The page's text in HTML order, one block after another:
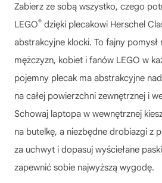
Zabierz ze sobą wszystko, czego
LEGO® dzięki plecakowi Herschel
abstrakcyjne klocki. To fajny pomysł
mężczyzn, kobiet i fanów LEGO w
pojemny plecak ma abstrakcyjne
na całej powierzchni zewnętrznej i
Schowaj laptopa w wewnętrznej
na butelkę, a niezbędne drobiazgi z
za uchwyt i dopasuj wyściełane
zapewnić sobie najwyższą wygodę.